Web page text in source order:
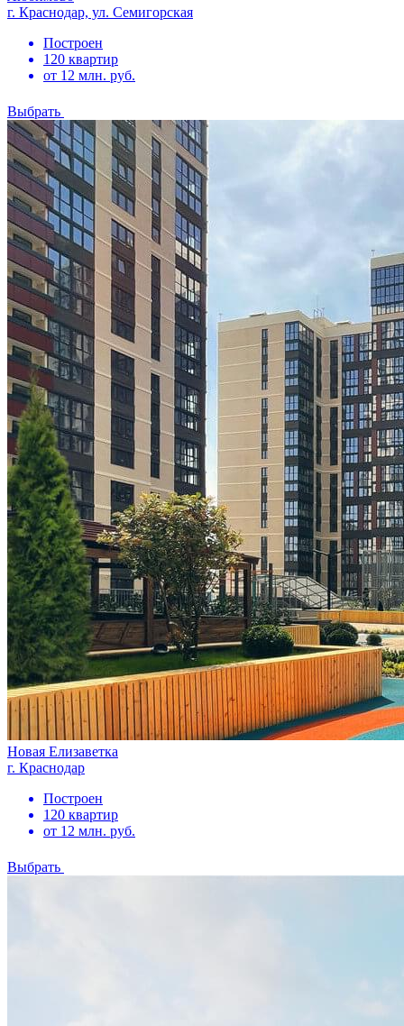
г. Краснодар, ул. Семигорская
Построен
120 квартир
от 12 млн. руб.
Выбрать
Новая Елизаветка
г. Краснодар
Построен
120 квартир
от 12 млн. руб.
Выбрать